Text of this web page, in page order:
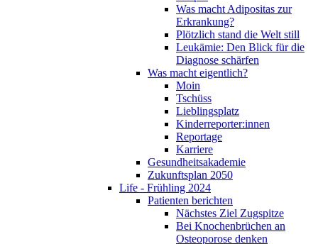
Was macht Adipositas zur
Erkrankung?
Plötzlich stand die Welt still
Leukämie: Den Blick für die
Diagnose schärfen
Was macht eigentlich?
Moin
Tschüss
Lieblingsplatz
Kinderreporter:innen
Reportage
Karriere
Gesundheitsakademie
Zukunftsplan 2050
Life - Frühling 2024
Patienten berichten
Nächstes Ziel Zugspitze
Bei Knochenbrüchen an
Osteoporose denken